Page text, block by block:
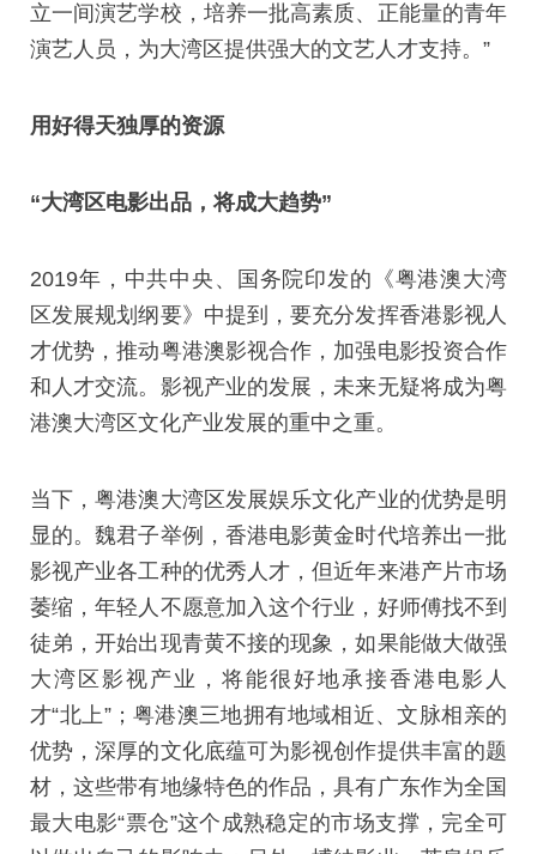
立一间演艺学校，培养一批高素质、正能量的青年
演艺人员，为大湾区提供强大的文艺人才支持。”
用好得天独厚的资源
“大湾区电影出品，将成大趋势”
2019年，中共中央、国务院印发的《粤港澳大湾
区发展规划纲要》中提到，要充分发挥香港影视人
才优势，推动粤港澳影视合作，加强电影投资合作
和人才交流。影视产业的发展，未来无疑将成为粤
港澳大湾区文化产业发展的重中之重。
当下，粤港澳大湾区发展娱乐文化产业的优势是明
显的。魏君子举例，香港电影黄金时代培养出一批
影视产业各工种的优秀人才，但近年来港产片市场
萎缩，年轻人不愿意加入这个行业，好师傅找不到
徒弟，开始出现青黄不接的现象，如果能做大做强
大湾区影视产业，将能很好地承接香港电影人
才“北上”；粤港澳三地拥有地域相近、文脉相亲的
优势，深厚的文化底蕴可为影视创作提供丰富的题
材，这些带有地缘特色的作品，具有广东作为全国
最大电影“票仓”这个成熟稳定的市场支撑，完全可